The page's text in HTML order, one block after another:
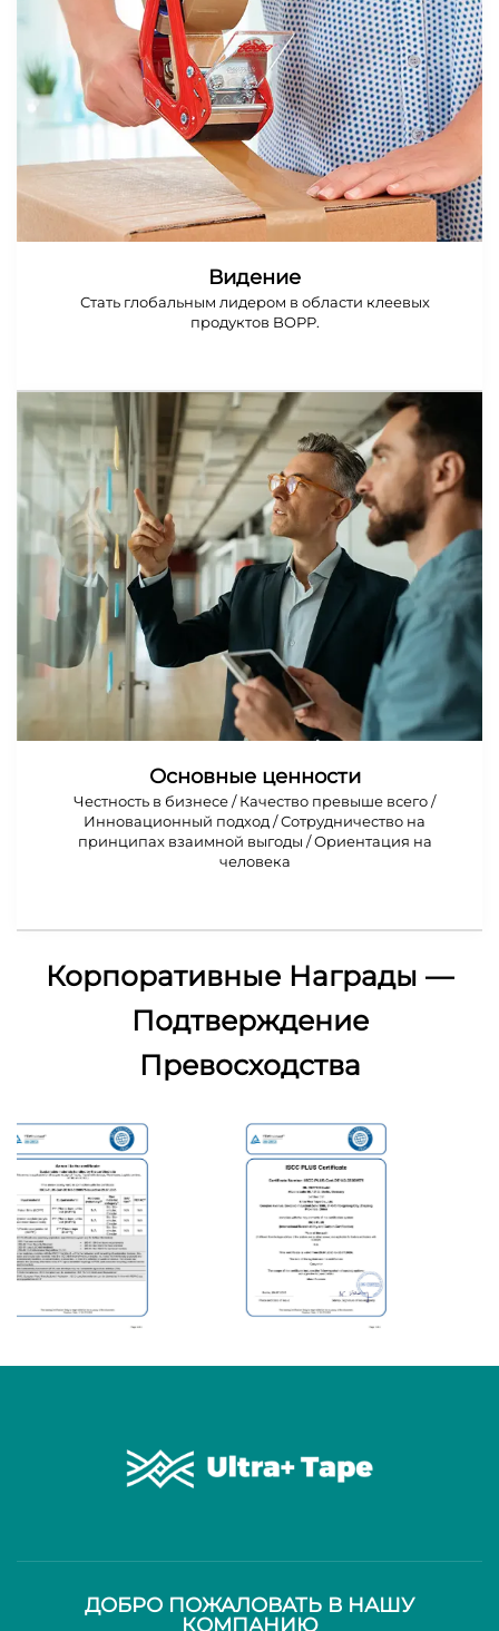
Видение
Стать глобальным лидером в области клеевых
продуктов BOPP.
Основные ценности
Честность в бизнесе / Качество превыше всего /
Инновационный подход / Сотрудничество на
принципах взаимной выгоды / Ориентация на
человека
Корпоративные Награды —
Подтверждение
Превосходства
ДОБРО ПОЖАЛОВАТЬ В НАШУ
КОМПАНИЮ